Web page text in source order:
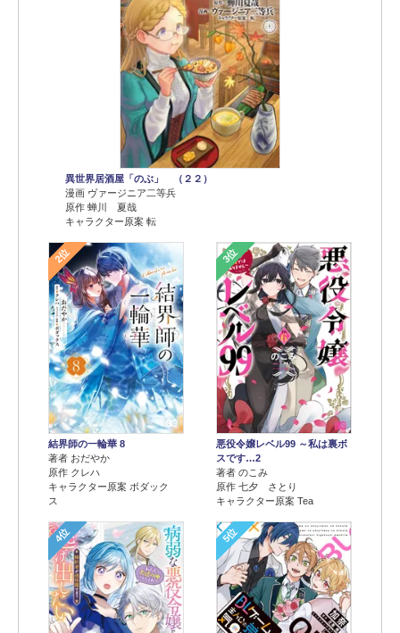
異世界居酒屋「のぶ」 （２２）
漫画 ヴァージニア二等兵
原作 蝉川 夏哉
キャラクター原案 転
2位
結界師の一輪華 8
著者 おだやか
原作 クレハ
キャラクター原案 ボダック
ス
3位
悪役令嬢レベル99 ～私は裏ボ
スです…2
著者 のこみ
原作 七夕 さとり
キャラクター原案 Tea
4位 5位